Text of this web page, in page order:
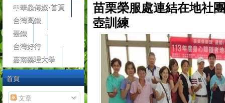
苗栗榮服處連結在地社
壺訓練
中華鱻傳媒-首頁
台灣高鐵
臺鐵
台灣好行
嘉南藥理大學
首頁
文章